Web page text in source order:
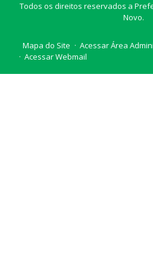
Todos os direitos reservados a
Novo.
Mapa do Site
Acessar Área
Acessar Webmail